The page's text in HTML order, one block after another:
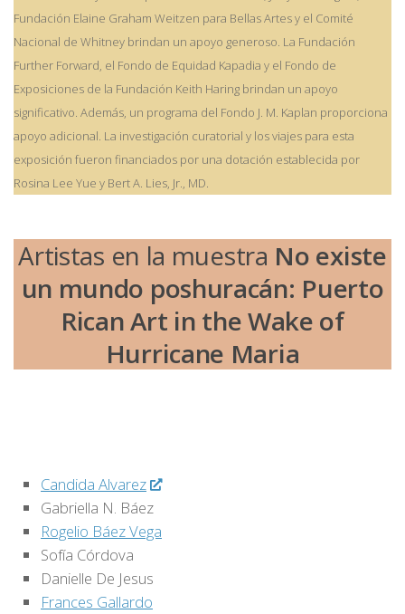
Fundación Elaine Graham Weitzen para Bellas Artes y el Comité
Nacional de Whitney brindan un apoyo generoso. La Fundación
Further Forward, el Fondo de Equidad Kapadia y el Fondo de
Exposiciones de la Fundación Keith Haring brindan un apoyo
significativo. Además, un programa del Fondo J. M. Kaplan proporciona
apoyo adicional. La investigación curatorial y los viajes para esta
exposición fueron financiados por una dotación establecida por
Rosina Lee Yue y Bert A. Lies, Jr., MD.
Artistas en la muestra No existe
un mundo poshuracán: Puerto
Rican Art in the Wake of
Hurricane Maria
Candida Alvarez
Gabriella N. Báez
Rogelio Báez Vega
Sofía Córdova
Danielle De Jesus
Frances Gallardo